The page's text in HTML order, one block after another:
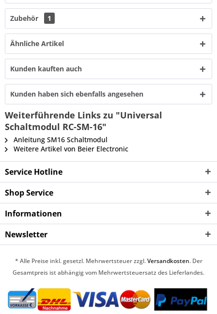
Zubehör 1
Ähnliche Artikel
Kunden kauften auch
Kunden haben sich ebenfalls angesehen
Weiterführende Links zu "Universal
Schaltmodul RC-SM-16"
Anleitung SM16 Schaltmodul
Weitere Artikel von Beier Electronic
Service Hotline
Shop Service
Informationen
Newsletter
* Alle Preise inkl. gesetzl. Mehrwertsteuer zzgl.Versandkosten. Der
Gesamtpreis ist abhängig vom Mehrwertsteuersatz des Lieferlandes.